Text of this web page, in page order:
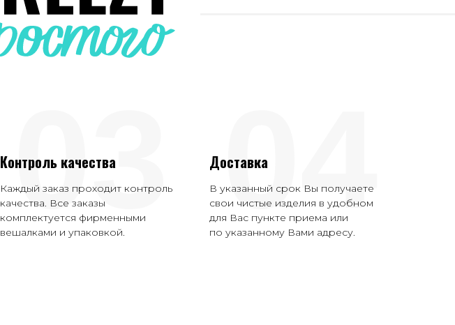
Контроль качества
Каждый заказ проходит контроль
качества. Все заказы
комплектуется фирменными
вешалками и упаковкой.
03 Доставка
В указанный срок Вы получаете
свои чистые изделия в удобном
для Вас пункте приема или
по указанному Вами адресу.
04